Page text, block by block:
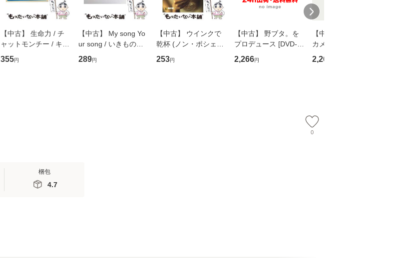
【中古】 生命力 / チ
ャットモンチー / キュ
ーンレコード [CD]
【メール便送料無料】
355円
【中古】 My song Yo
ur song / いきものが
かり / [CD]【メール便
送料無料】
289円
【中古】 ウインクで
乾杯 (ノン・ポシェッ
ト) / 東野圭吾 / 祥伝
社 [文庫]【メール便送
253円
【中古】 野ブタ。を
プロデュース [DVD-B
OX] / バップ [DVD]
【メール便送料無料】
2,266円
【中古】 明日なき森
カメムシ先生が熊野で
語る / 熊野の森ネット
ワークいちいがしの
2,266
0
梱包
4.7